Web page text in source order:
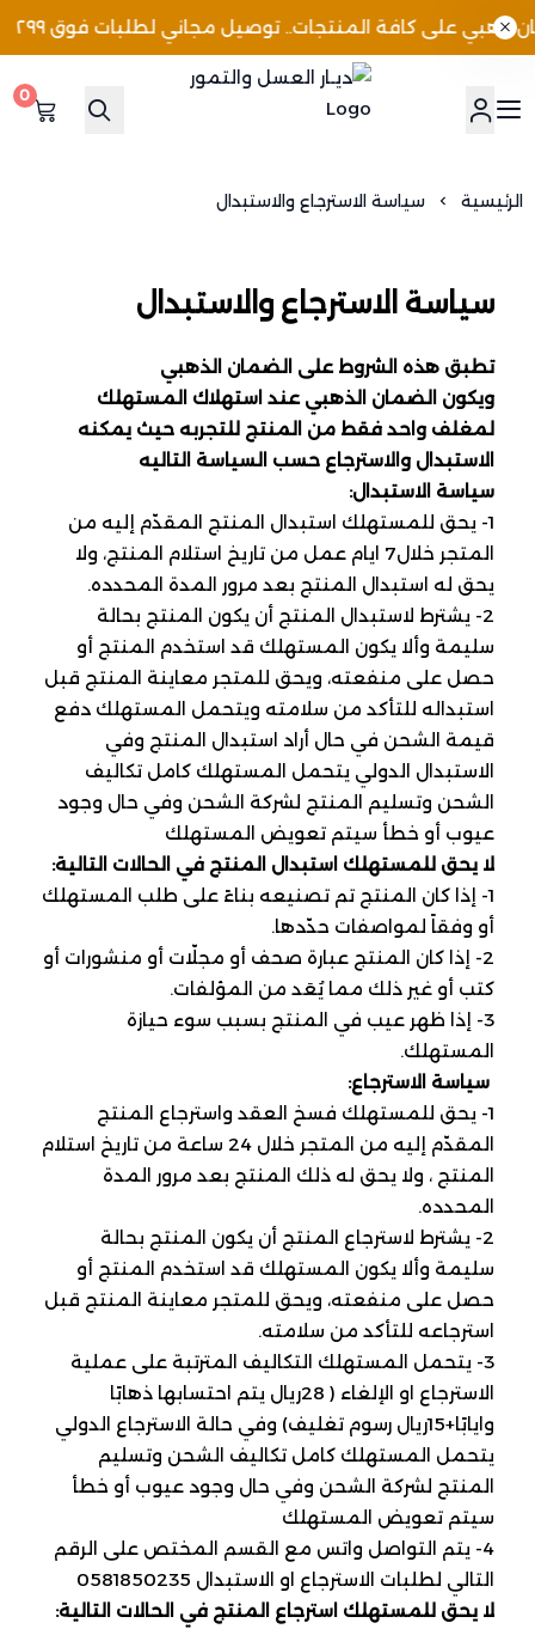
على كافة المنتجات.. توصيل مجاني لطلبات فوق ٢٩٩
ديـار العسل والتمور
0
الرئيسية سياسة الاسترجاع والاستبدال
سياسة الاسترجاع والاستبدال
تطبق هذه الشروط على الضمان الذهبي
ويكون الضمان الذهبي عند استهلاك المستهلك
لمغلف واحد فقط من المنتج للتجربه حيث يمكنه
الاستبدال والاسترجاع حسب السياسة التاليه
سياسة الاستبدال:
1- يحق للمستهلك استبدال المنتج المقدّم إليه من
المتجر خلال7 ايام عمل من تاريخ استلام المنتج، ولا
يحق له استبدال المنتج بعد مرور المدة المحدده.
2- يشترط لاستبدال المنتج أن يكون المنتج بحالة
سليمة وألا يكون المستهلك قد استخدم المنتج أو
حصل على منفعته، ويحق للمتجر معاينة المنتج قبل
استبداله للتأكد من سلامته ويتحمل المستهلك دفع
قيمة الشحن في حال أراد استبدال المنتج وفي
الاستبدال الدولي يتحمل المستهلك كامل تكاليف
الشحن وتسليم المنتج لشركة الشحن وفي حال وجود
عيوب أو خطأ سيتم تعويض المستهلك
لا يحق للمستهلك استبدال المنتج في الحالات التالية:
1- إذا كان المنتج تم تصنيعه بناءً على طلب المستهلك
أو وفقاً لمواصفات حدّدها.
2- إذا كان المنتج عبارة صحف أو مجلّات أو منشورات أو
كتب أو غير ذلك مما يُعَد من المؤلفات.
3- إذا ظهر عيب في المنتج بسبب سوء حيازة
المستهلك.
سياسة الاسترجاع:
1- يحق للمستهلك فسخ العقد واسترجاع المنتج
المقدّم إليه من المتجر خلال 24 ساعة من تاريخ استلام
المنتج ، ولا يحق له ذلك المنتج بعد مرور المدة
المحدده.
2- يشترط لاسترجاع المنتج أن يكون المنتج بحالة
سليمة وألا يكون المستهلك قد استخدم المنتج أو
حصل على منفعته، ويحق للمتجر معاينة المنتج قبل
استرجاعه للتأكد من سلامته.
3- يتحمل المستهلك التكاليف المترتبة على عملية
الاسترجاع او الإلغاء ( 28ريال يتم احتسابها ذهابًا
وايابًا+15ريال رسوم تغليف) وفي حالة الاسترجاع الدولي
يتحمل المستهلك كامل تكاليف الشحن وتسليم
المنتج لشركة الشحن وفي حال وجود عيوب أو خطأ
سيتم تعويض المستهلك
4- يتم التواصل واتس مع القسم المختص على الرقم
التالي لطلبات الاسترجاع او الاستبدال 0581850235
لا يحق للمستهلك استرجاع المنتج في الحالات التالية: